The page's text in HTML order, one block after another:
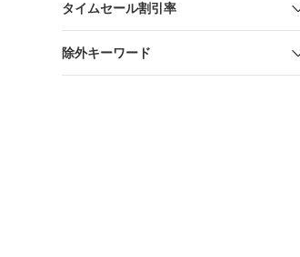
タイムセール割引率
除外キーワード